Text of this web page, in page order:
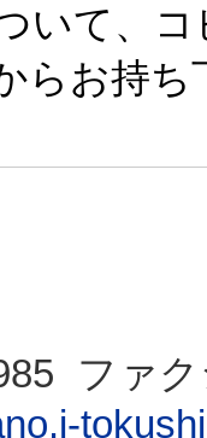
いて、
らお持ち
ファ